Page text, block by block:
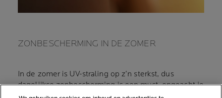
ZONBESCHERMING IN DE ZOMER
In de zomer is UV-straling op z’n sterkst, dus
dagelijkse zonbescherming is een must, ongeacht je
huidtype. Kies het liefst voor een SPF50 met UVA-